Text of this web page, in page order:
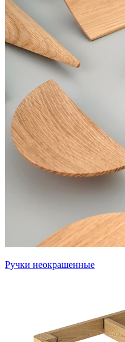
Ручки неокрашенные